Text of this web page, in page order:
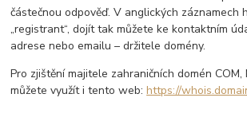
částečnou odpověď. V anglických záznamech
„registrant“, dojít tak můžete ke kontaktním
adrese nebo emailu – držitele domény.
Pro zjištění majitele zahraničních domén COM,
můžete využít i tento web:https://